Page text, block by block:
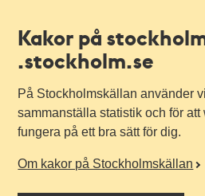
Kakor på
.stockholm.se
På Stockholmskällan använder
sammanställa statistik och för
fungera på ett bra sätt för dig.
Om kakor på Stockholmskällan